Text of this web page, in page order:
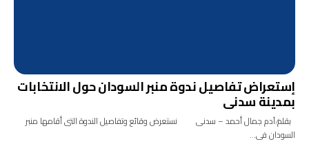
إستعراض تفاصيل ندوة منبر السودان حول الانتخابات
بمدينة سدنى
بقلم⁄ آدم جمال أحمد – سدنى نستعرض وقائع وتفاصيل الندوة التى أقامها منبر
السودان فى…